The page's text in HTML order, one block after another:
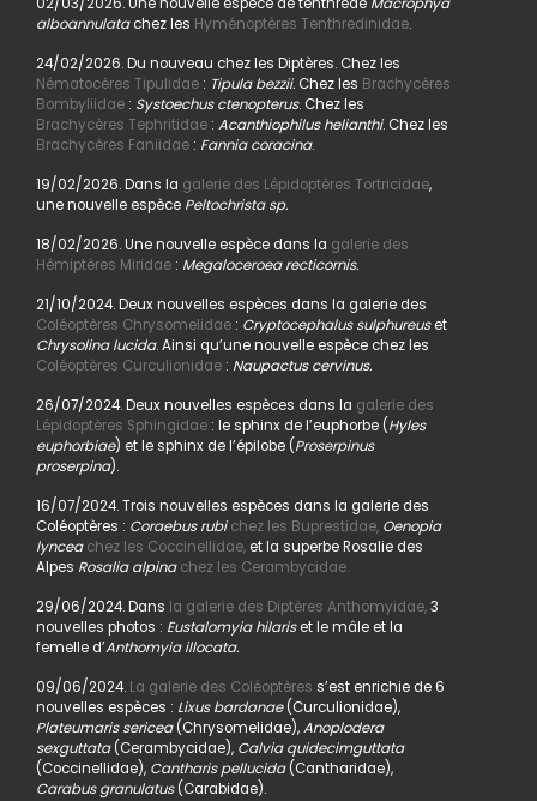
02/03/2026. Une nouvelle espèce de tenthrède Macrophya
alboannulatachez les Hyménoptères Tenthredinidae.
24/02/2026. Du nouveau chez les Diptères. Chez les
Nématocères Tipulidae: Tipula bezzii. Chez les Brachycères
Bombyliidae: Systoechus ctenopterus. Chez les
Brachycères Tephritidae: Acanthiophilus helianthi. Chez les
Brachycères Faniidae: Fannia coracina.
19/02/2026. Dans la galerie des Lépidoptères Tortricidae,
une nouvelle espèce Peltochrista sp.
18/02/2026. Une nouvelle espèce dans la galerie des
Hémiptères Miridae: Megaloceroea recticornis.
21/10/2024. Deux nouvelles espèces dans la galerie des
Coléoptères Chrysomelidae: Cryptocephalus sulphureuset
Chrysolina lucida. Ainsi qu’une nouvelle espèce chez les
Coléoptères Curculionidae : Naupactus cervinus.
26/07/2024. Deux nouvelles espèces dans la galerie des
Lépidoptères Sphingidae: le sphinx de l’euphorbe (Hyles
euphorbiae) et le sphinx de l’épilobe (Proserpinus
proserpina).
16/07/2024. Trois nouvelles espèces dans la galerie des
Coléoptères : Coraebus rubi chez les Buprestidae, Oenopia
lyncea chez les Coccinellidae,et la superbe Rosalie des
Alpes Rosalia alpina chez les Cerambycidae.
29/06/2024. Dans la galerie des Diptères Anthomyidae,3
nouvelles photos : Eustalomyia hilariset le mâle et la
femelle d’Anthomyia illocata.
09/06/2024.La galerie des Coléoptères s’est enrichie de 6
nouvelles espèces : Lixus bardanae(Curculionidae),
Plateumaris sericea(Chrysomelidae),Anoplodera
sexguttata(Cerambycidae), Calvia quidecimguttata
(Coccinellidae), Cantharis pellucida(Cantharidae),
Carabus granulatus(Carabidae).